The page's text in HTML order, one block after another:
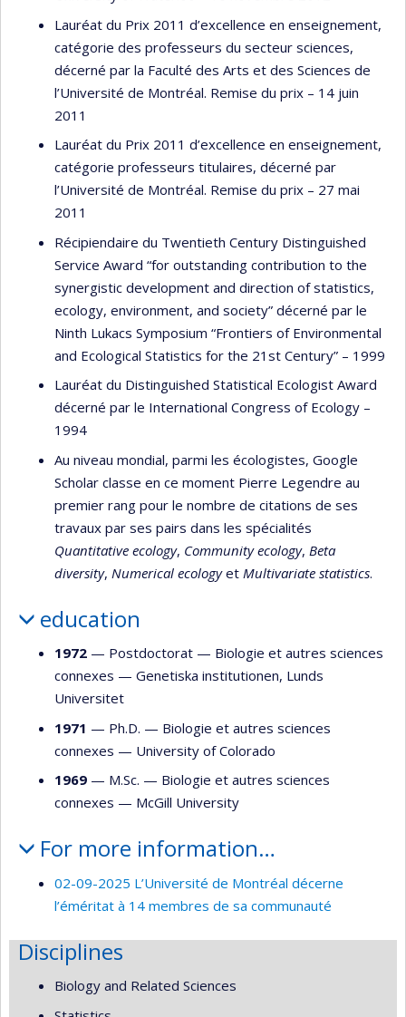
Lauréat du Prix 2011 d’excellence en enseignement,
catégorie des professeurs du secteur sciences,
décerné par la Faculté des Arts et des Sciences de
l’Université de Montréal. Remise du prix – 14 juin
2011
Lauréat du Prix 2011 d’excellence en enseignement,
catégorie professeurs titulaires, décerné par
l’Université de Montréal. Remise du prix – 27 mai
2011
Récipiendaire du Twentieth Century Distinguished
Service Award “for outstanding contribution to the
synergistic development and direction of statistics,
ecology, environment, and society” décerné par le
Ninth Lukacs Symposium “Frontiers of Environmental
and Ecological Statistics for the 21st Century” – 1999
Lauréat du Distinguished Statistical Ecologist Award
décerné par le International Congress of Ecology –
1994
Au niveau mondial, parmi les écologistes, Google
Scholar classe en ce moment Pierre Legendre au
premier rang pour le nombre de citations de ses
travaux par ses pairs dans les spécialités
Quantitative ecology, Community ecology, Beta
diversity, Numerical ecologyet Multivariate statistics.
education
1972 — Postdoctorat — Biologie et autres sciences
connexes — Genetiska institutionen, Lunds
Universitet
1971 — Ph.D. — Biologie et autres sciences
connexes — University of Colorado
1969 — M.Sc. — Biologie et autres sciences
connexes — McGill University
For more information…
02-09-2025 L’Université de Montréal décerne
l’éméritat à 14 membres de sa communauté
Disciplines
Biology and Related Sciences